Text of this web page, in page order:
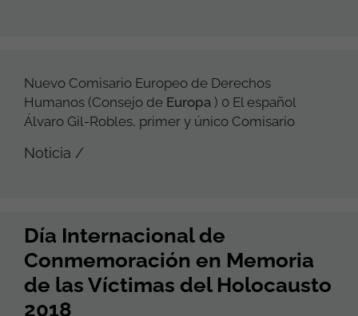
Nuevo Comisario Europeo de Derechos
Humanos (Consejo de Europa ) 0 El español
Álvaro Gil-Robles, primer y único Comisario
Noticia /
Día Internacional de
Conmemoración en Memoria
de las Víctimas del Holocausto
2018